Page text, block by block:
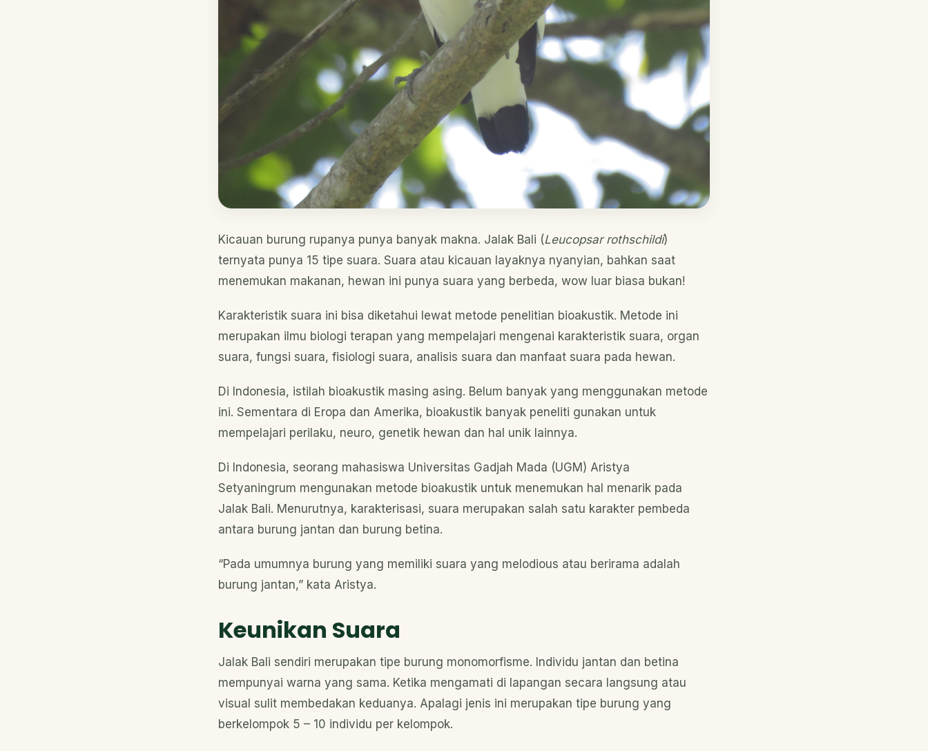
Kicauan burung rupanya punya banyak makna. Jalak Bali (Leucopsar rothschildi)
ternyata punya 15 tipe suara. Suara atau kicauan layaknya nyanyian, bahkan saat
menemukan makanan, hewan ini punya suara yang berbeda, wow luar biasa bukan!
Karakteristik suara ini bisa diketahui lewat metode penelitian bioakustik. Metode ini
merupakan ilmu biologi terapan yang mempelajari mengenai karakteristik suara, organ
suara, fungsi suara, fisiologi suara, analisis suara dan manfaat suara pada hewan.
Di Indonesia, istilah bioakustik masing asing. Belum banyak yang menggunakan metode
ini. Sementara di Eropa dan Amerika, bioakustik banyak peneliti gunakan untuk
mempelajari perilaku, neuro, genetik hewan dan hal unik lainnya.
Di Indonesia, seorang mahasiswa Universitas Gadjah Mada (UGM) Aristya
Setyaningrum mengunakan metode bioakustik untuk menemukan hal menarik pada
Jalak Bali. Menurutnya, karakterisasi, suara merupakan salah satu karakter pembeda
antara burung jantan dan burung betina.
“Pada umumnya burung yang memiliki suara yang melodious atau berirama adalah
burung jantan,” kata Aristya.
Keunikan Suara
Jalak Bali sendiri merupakan tipe burung monomorfisme. Individu jantan dan betina
mempunyai warna yang sama. Ketika mengamati di lapangan secara langsung atau
visual sulit membedakan keduanya. Apalagi jenis ini merupakan tipe burung yang
berkelompok 5 – 10 individu per kelompok.